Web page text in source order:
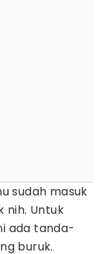
sudah masuk
nih. Untuk
ada tanda-
buruk.